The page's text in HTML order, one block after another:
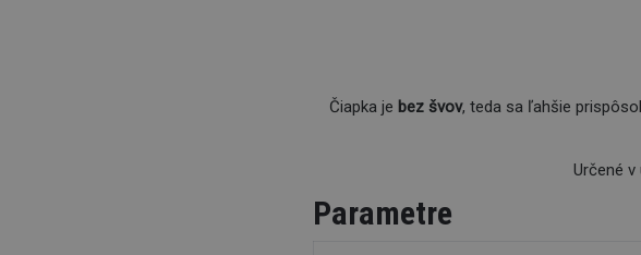
Čiapka je bez švov, teda sa ľahšie
Určené
Parametre